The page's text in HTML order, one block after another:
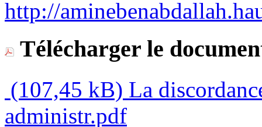
http://
Télécharger le
(107,45 kB) La
administr.pdf